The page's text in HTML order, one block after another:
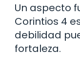
Un aspecto
Corintios 4
debilidad
fortaleza.